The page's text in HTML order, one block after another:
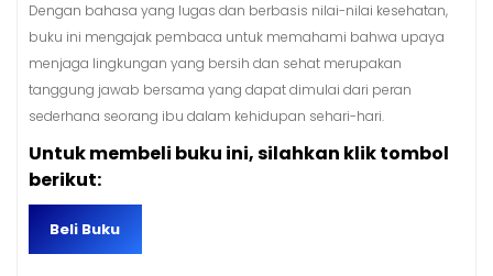
Dengan bahasa yang lugas dan berbasis nilai-nilai kesehatan,
buku ini mengajak pembaca untuk memahami bahwa upaya
menjaga lingkungan yang bersih dan sehat merupakan
tanggung jawab bersama yang dapat dimulai dari peran
sederhana seorang ibu dalam kehidupan sehari-hari.
Untuk membeli buku ini, silahkan klik tombol
berikut:
Beli Buku